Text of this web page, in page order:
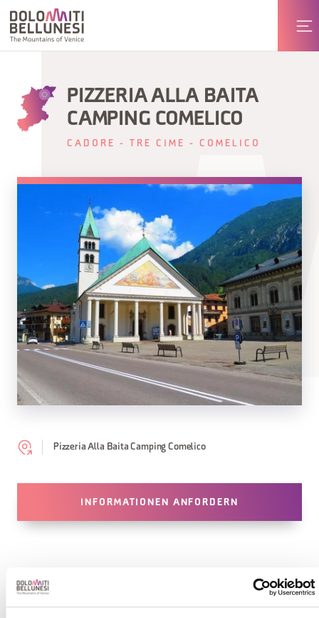
PIZZERIA ALLA BAITA
CAMPING COMELICO
CADORE - TRE CIME - COMELICO
Pizzeria Alla Baita Camping Comelico
INFORMATIONEN ANFORDERN
BLEIBEN SIE IN